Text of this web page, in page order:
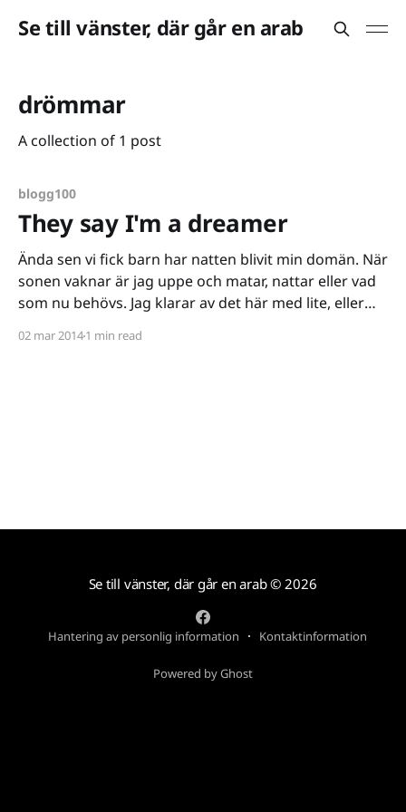
Se till vänster, där går en arab
drömmar
A collection of 1 post
blogg100
They say I'm a dreamer
Ända sen vi fick barn har natten blivit min domän. När
sonen vaknar är jag uppe och matar, nattar eller vad
som nu behövs. Jag klarar av det här med lite, eller
hänvisas till mitt nörderi där sena spel- och filmnätter
02 mar 20141 min read
Se till vänster, där går en arab© 2026
Hantering av personlig information Kontaktinformation
Powered by Ghost